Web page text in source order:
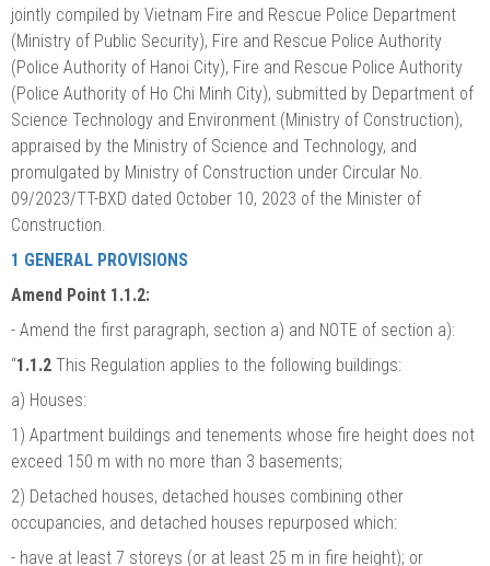
jointly compiled by Vietnam Fire and Rescue Police Department
(Ministry of Public Security), Fire and Rescue Police Authority
(Police Authority of Hanoi City), Fire and Rescue Police Authority
(Police Authority of Ho Chi Minh City), submitted by Department of
Science Technology and Environment (Ministry of Construction),
appraised by the Ministry of Science and Technology, and
promulgated by Ministry of Construction under Circular No.
09/2023/TT-BXD dated October 10, 2023 of the Minister of
Construction.
1 GENERAL PROVISIONS
Amend Point 1.1.2:
- Amend the first paragraph, section a) and NOTE of section a):
“1.1.2 This Regulation applies to the following buildings:
a) Houses:
1) Apartment buildings and tenements whose fire height does not
exceed 150 m with no more than 3 basements;
2) Detached houses, detached houses combining other
occupancies, and detached houses repurposed which:
- have at least 7 storeys (or at least 25 m in fire height); or